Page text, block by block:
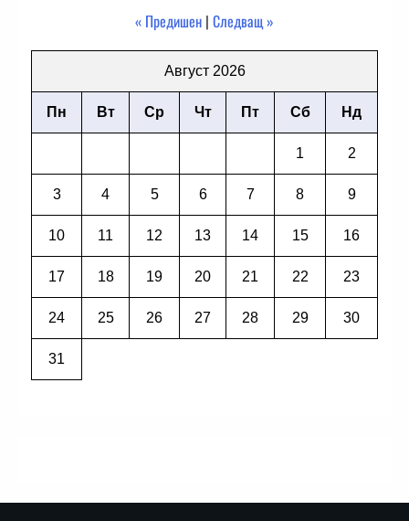
« Предишен | Следващ »
Август 2026
Пн Вт Ср Чт Пт Сб Нд
1 2
3 4 5 6 7 8 9
10 11 12 13 14 15 16
17 18 19 20 21 22 23
24 25 26 27 28 29 30
31